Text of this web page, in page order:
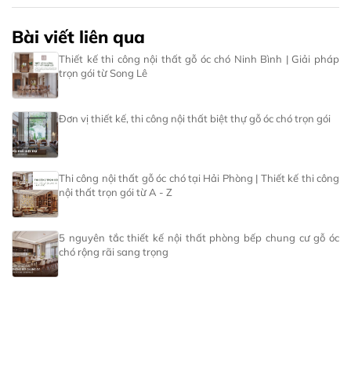
Bài viết liên qua
Thiết kế thi công nội thất gỗ óc chó Ninh Bình | Giải pháp
trọn gói từ Song Lê
Đơn vị thiết kế, thi công nội thất biệt thự gỗ óc chó trọn gói
Thi công nội thất gỗ óc chó tại Hải Phòng | Thiết kế thi công
nội thất trọn gói từ A - Z
5 nguyên tắc thiết kế nội thất phòng bếp chung cư gỗ óc
chó rộng rãi sang trọng